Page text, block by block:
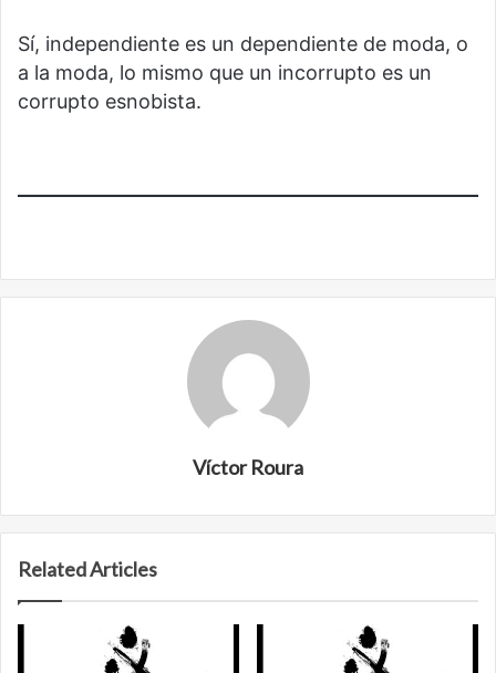
Sí, independiente es un dependiente de moda, o
a la moda, lo mismo que un incorrupto es un
corrupto esnobista.
Víctor Roura
Related Articles